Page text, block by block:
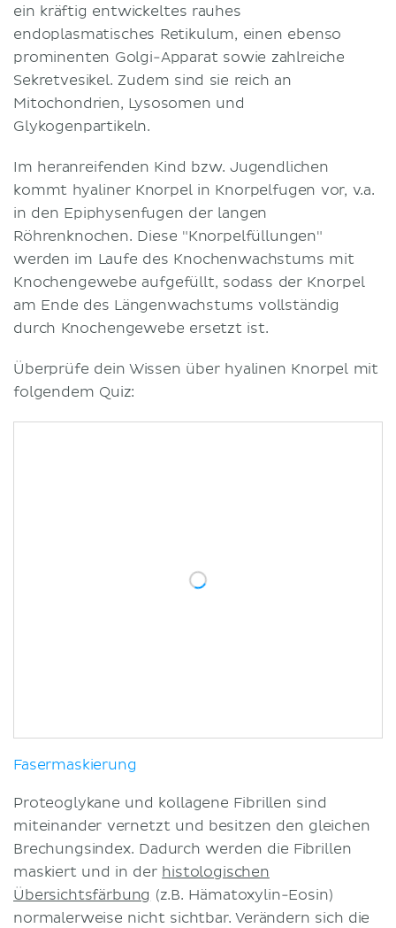
ein kräftig entwickeltes rauhes
endoplasmatisches Retikulum, einen ebenso
prominenten Golgi-Apparat sowie zahlreiche
Sekretvesikel. Zudem sind sie reich an
Mitochondrien, Lysosomen und
Glykogenpartikeln.
Im heranreifenden Kind bzw. Jugendlichen
kommt hyaliner Knorpel in Knorpelfugen vor, v.a.
in den Epiphysenfugen der langen
Röhrenknochen. Diese "Knorpelfüllungen"
werden im Laufe des Knochenwachstums mit
Knochengewebe aufgefüllt, sodass der Knorpel
am Ende des Längenwachstums vollständig
durch Knochengewebe ersetzt ist.
Überprüfe dein Wissen über hyalinen Knorpel mit
folgendem Quiz:
Fasermaskierung
Proteoglykane und kollagene Fibrillen sind
miteinander vernetzt und besitzen den gleichen
Brechungsindex. Dadurch werden die Fibrillen
maskiert und in der histologischen
Übersichtsfärbung (z.B. Hämatoxylin-Eosin)
normalerweise nicht sichtbar. Verändern sich die